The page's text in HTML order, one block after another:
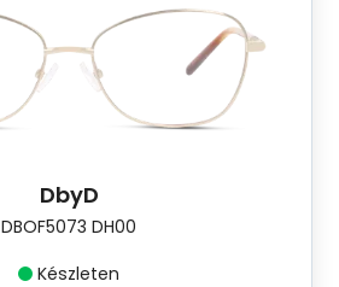
DbyD
DBOF5073 DH00
Készleten